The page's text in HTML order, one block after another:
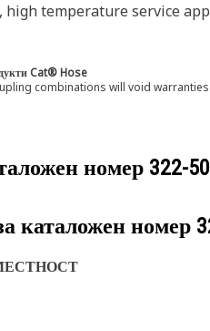
temperature service
Cat® Hose
combinations will void
номер 322-
каталожен номер